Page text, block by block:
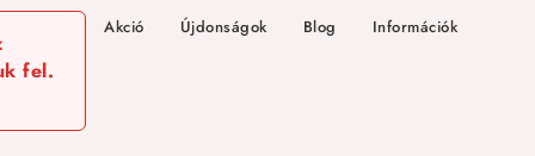
fel.
Akció Újdonságok Blog Információk